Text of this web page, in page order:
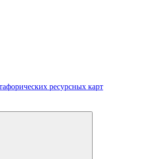
ресурсных карт